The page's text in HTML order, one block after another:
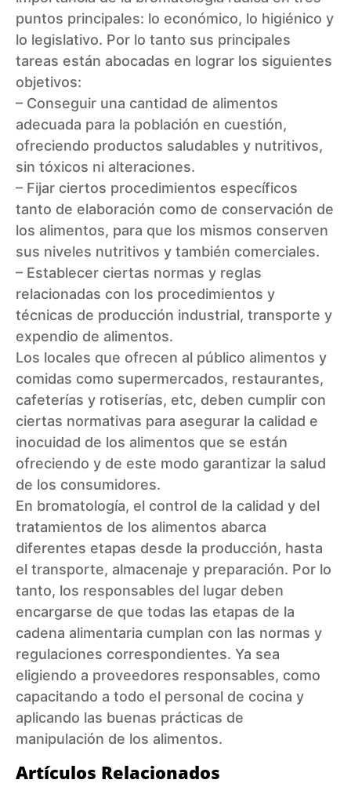
puntos principales: lo económico, lo higiénico y
lo legislativo. Por lo tanto sus principales
tareas están abocadas en lograr los siguientes
objetivos:
– Conseguir una cantidad de alimentos
adecuada para la población en cuestión,
ofreciendo productos saludables y nutritivos,
sin tóxicos ni alteraciones.
– Fijar ciertos procedimientos específicos
tanto de elaboración como de conservación de
los alimentos, para que los mismos conserven
sus niveles nutritivos y también comerciales.
– Establecer ciertas normas y reglas
relacionadas con los procedimientos y
técnicas de producción industrial, transporte y
expendio de alimentos.
Los locales que ofrecen al público alimentos y
comidas como supermercados, restaurantes,
cafeterías y rotiserías, etc, deben cumplir con
ciertas normativas para asegurar la calidad e
inocuidad de los alimentos que se están
ofreciendo y de este modo garantizar la salud
de los consumidores.
En bromatología, el control de la calidad y del
tratamientos de los alimentos abarca
diferentes etapas desde la producción, hasta
el transporte, almacenaje y preparación. Por lo
tanto, los responsables del lugar deben
encargarse de que todas las etapas de la
cadena alimentaria cumplan con las normas y
regulaciones correspondientes. Ya sea
eligiendo a proveedores responsables, como
capacitando a todo el personal de cocina y
aplicando las buenas prácticas de
manipulación de los alimentos.
Artículos Relacionados